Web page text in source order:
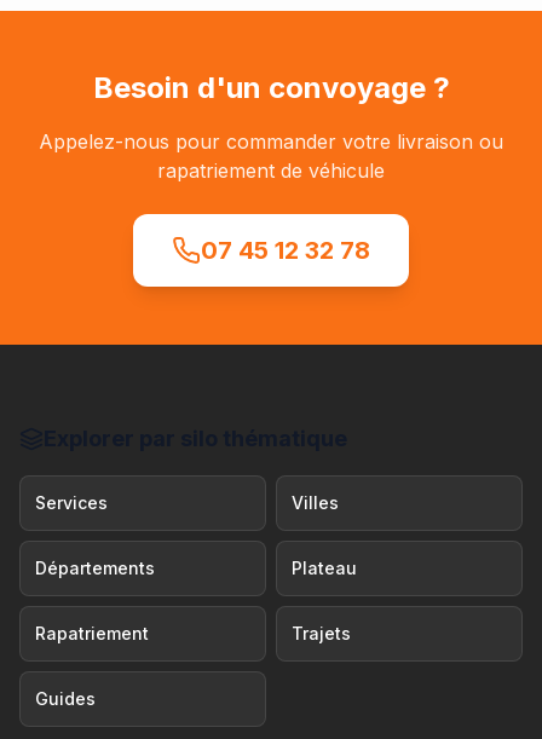
Besoin d'un convoyage ?
Appelez-nous pour commander votre livraison ou
rapatriement de véhicule
07 45 12 32 78
Services Villes
Départements Plateau
Rapatriement Trajets
Guides